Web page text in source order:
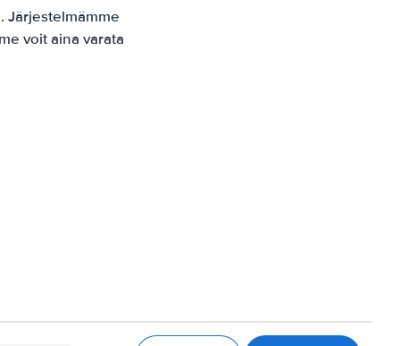
Järjestelmämme
voit aina varata